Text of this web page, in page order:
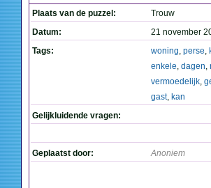
Plaats van de puzzel:
Trouw
Datum:
21 november
Tags:
woning, perse,
enkele, dagen,
vermoedelijk,
gast, kan
Gelijkluidende vragen:
Geplaatst door: Anoniem